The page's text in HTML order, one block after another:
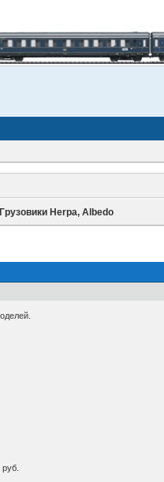
Грузовики Herpa, Albedo
руб.